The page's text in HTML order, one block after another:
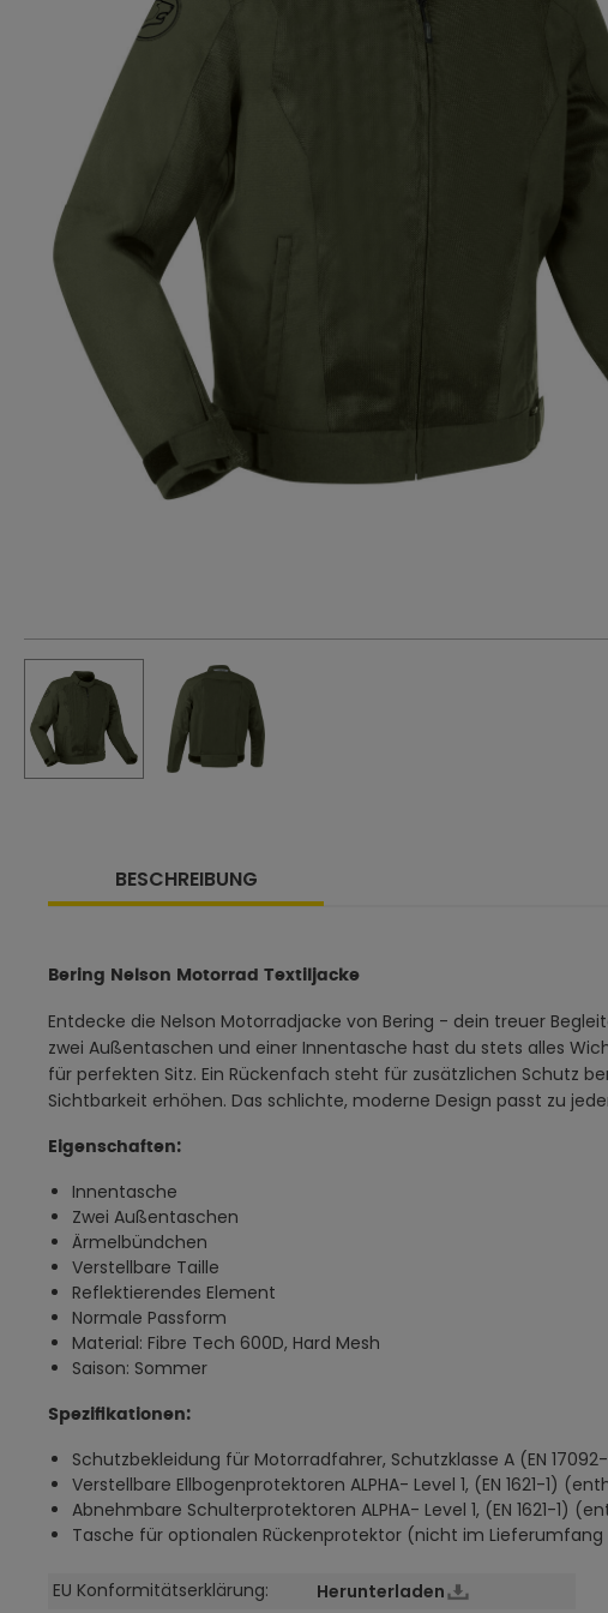
BESCHREIBUNG
Bering Nelson Motorrad Textiljacke
Entdecke die Nelson Motorradjacke von Bering - dein treuer
zwei Außentaschen und einer Innentasche hast du stets alles
für perfekten Sitz. Ein Rückenfach steht für zusätzlichen Schutz
Sichtbarkeit erhöhen. Das schlichte, moderne Design passt zu
Eigenschaften:
Innentasche
Zwei Außentaschen
Ärmelbündchen
Verstellbare Taille
Reflektierendes Element
Normale Passform
Material: Fibre Tech 600D, Hard Mesh
Saison: Sommer
Spezifikationen:
Schutzbekleidung für Motorradfahrer, Schutzklasse A (EN
Verstellbare Ellbogenprotektoren ALPHA- Level 1, (EN 1621-1)
Abnehmbare Schulterprotektoren ALPHA- Level 1, (EN 1621-1)
Tasche für optionalen Rückenprotektor (nicht im
EU Konformitätserklärung: Herunterladen